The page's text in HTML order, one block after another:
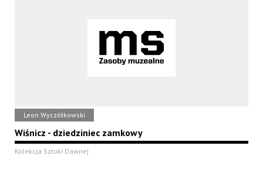
Leon Wyczółkowski
Wiśnicz - dziedziniec zamkowy
Kolekcja Sztuki Dawnej